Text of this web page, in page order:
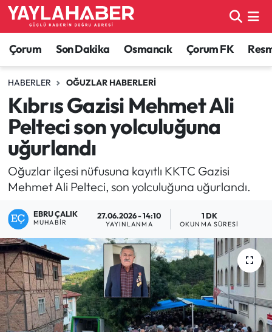
Çorum Son Dakika Osmancık Çorum FK
HABERLER OĞUZLAR HABERLERI
Kıbrıs Gazisi Mehmet Ali
Pelteci son yolculuğuna
uğurlandı
Oğuzlar ilçesi nüfusuna kayıtlı KKTC Gazisi
Mehmet Ali Pelteci, son yolculuğuna uğurlandı.
EBRU ÇALIK
MUHABIR
27.06.2026 - 14:10
YAYINLANMA
1 DK
OKUNMA SÜRESI
Alaca Haberleri
Bayat Haberleri
Bilgi - Keşfet Haberleri
Bilim ve Teknoloji
Boğazkale Haberleri
Dodurga Haberleri
Eğitim
Ekonomi
Çorum Nöbetçi Eczaneler
Çorum Hava Durumu
Çorum Namaz Vakitleri
Çorum Trafik Yoğunluk Haritası
TFF 1.Lig Puan Durumu ve Fikstür
Haber Arşivi